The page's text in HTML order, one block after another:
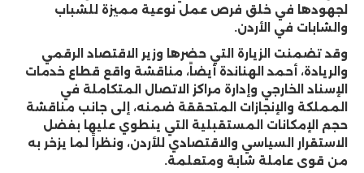
لجهودها في خلق فرص عمل نوعية مميزة للشباب
والشابات في الأردن.
وقد تضمنت الزيارة التي حضرها وزير الاقتصاد الرقمي
والريادة، أحمد الهناندة أيضاً، مناقشة واقع قطاع خدمات
الإسناد الخارجي وإدارة مراكز الاتصال المتكاملة في
المملكة والإنجازات المتحققة ضمنه، إلى جانب مناقشة
حجم الإمكانات المستقبلية التي ينطوي عليها بفضل
الاستقرار السياسي والاقتصادي للأردن، ونظراً لما يزخر به
من قوى عاملة شابة ومتعلمة.